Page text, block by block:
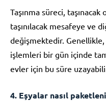
Taşınma süreci, taşınacak
taşınılacak mesafeye ve
değişmektedir.
işlemleri bir gün içinde
evler için bu süre
4. Eşyalar nasıl